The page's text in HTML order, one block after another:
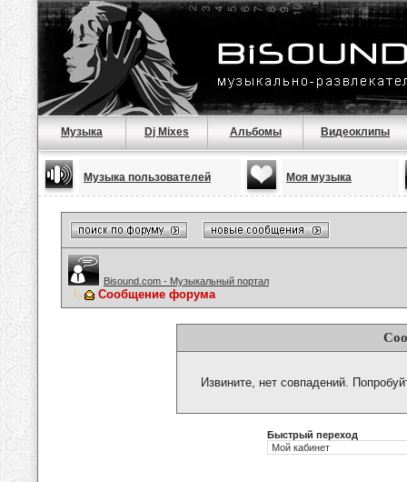
Музыка Dj Mixes Альбомы Видеоклипы
Музыка пользователей Моя музыка
Bisound.com - Музыкальный портал
Сообщение форума
Извините, нет совпадений.
Быстрый переход